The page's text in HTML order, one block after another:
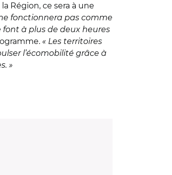
Région, ce sera à une
fonctionnera pas comme
font à plus de deux heures
« Les territoires
l’écomobilité grâce à
»